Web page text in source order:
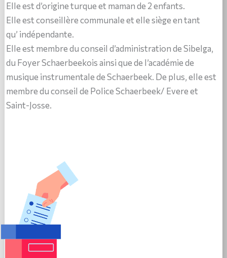
Elle est d’origine turque et maman de 2 enfants.
Elle est conseillère communale et elle siège en tant
qu’ indépendante.
Elle est membre du conseil d’administration de Sibelga,
du Foyer Schaerbeekois ainsi que de l’académie de
musique instrumentale de Schaerbeek. De plus, elle est
membre du conseil de Police Schaerbeek/ Evere et
Saint-Josse.